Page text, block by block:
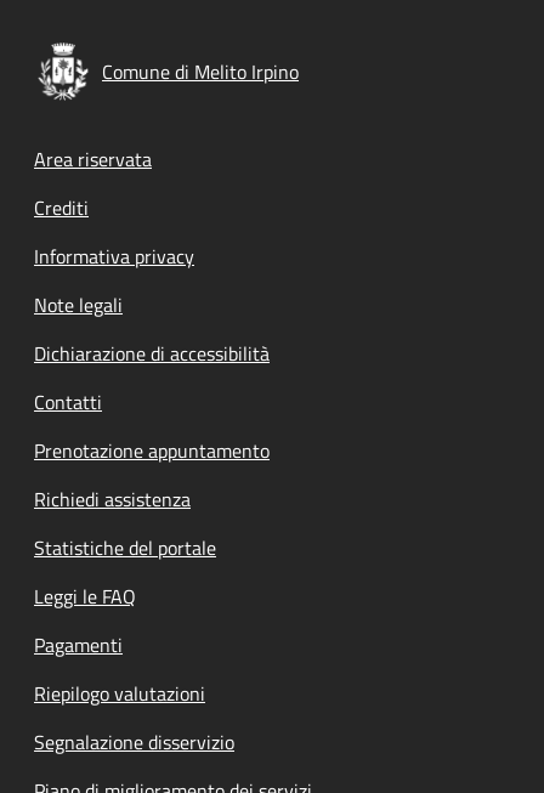
Comune di Melito Irpino
Footer menu
Area riservata
Crediti
Informativa privacy
Note legali
Dichiarazione di accessibilità
Contatti
Prenotazione appuntamento
Richiedi assistenza
Statistiche del portale
Leggi le FAQ
Pagamenti
Riepilogo valutazioni
Segnalazione disservizio